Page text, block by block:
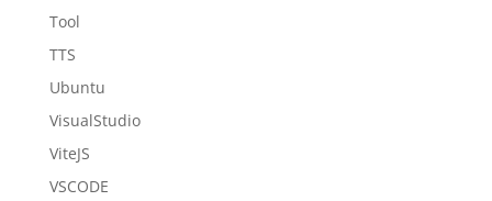
Tool
TTS
Ubuntu
VisualStudio
ViteJS
VSCODE